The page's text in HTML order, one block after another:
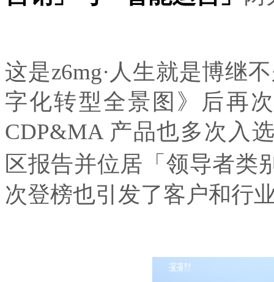
这是z6mg·人生就是博继
字化转型全景图》后再次
CDP&MA 产品也多次入
区报告并位居「领导者类
次登榜也引发了客户和行